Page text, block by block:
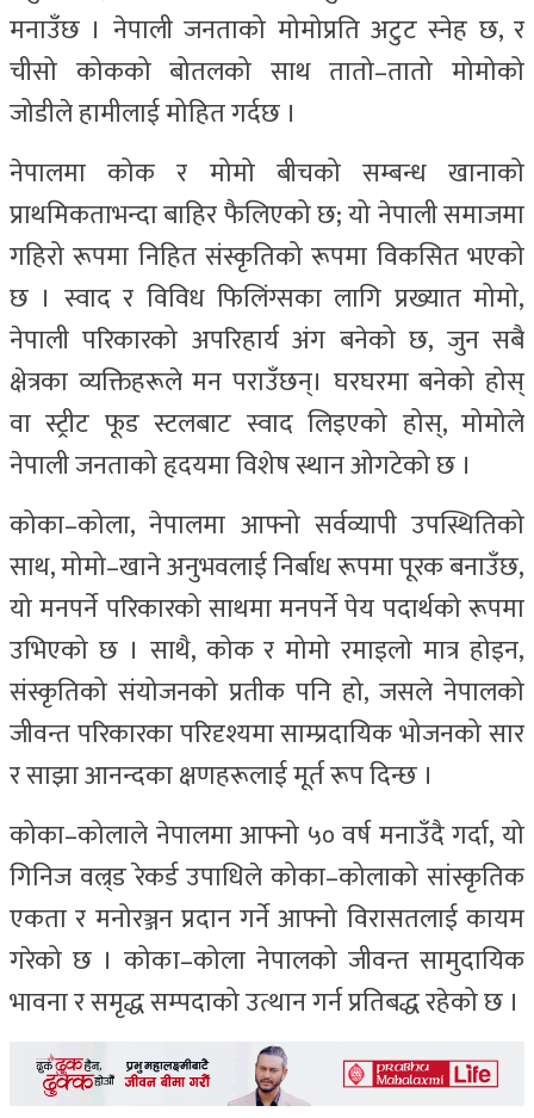
मनाउँछ । नेपाली जनताको मोमोप्रति अटुट स्नेह छ, र
चीसो कोकको बोतलको साथ तातो–तातो मोमोको
जोडीले हामीलाई मोहित गर्दछ ।
नेपालमा कोक र मोमो बीचको सम्बन्ध खानाको
प्राथमिकताभन्दा बाहिर फैलिएको छ; यो नेपाली समाजमा
गहिरो रूपमा निहित संस्कृतिको रूपमा विकसित भएको
छ । स्वाद र विविध फिलिंग्सका लागि प्रख्यात मोमो,
नेपाली परिकारको अपरिहार्य अंग बनेको छ, जुन सबै
क्षेत्रका व्यक्तिहरूले मन पराउँछन्। घरघरमा बनेको होस्
वा स्ट्रीट फूड स्टलबाट स्वाद लिइएको होस्, मोमोले
नेपाली जनताको हृदयमा विशेष स्थान ओगटेको छ ।
कोका–कोला, नेपालमा आफ्नो सर्वव्यापी उपस्थितिको
साथ, मोमो–खाने अनुभवलाई निर्बाध रूपमा पूरक बनाउँछ,
यो मनपर्ने परिकारको साथमा मनपर्ने पेय पदार्थको रूपमा
उभिएको छ । साथै, कोक र मोमो रमाइलो मात्र होइन,
संस्कृतिको संयोजनको प्रतीक पनि हो, जसले नेपालको
जीवन्त परिकारका परिदृश्यमा साम्प्रदायिक भोजनको सार
र साझा आनन्दका क्षणहरूलाई मूर्त रूप दिन्छ ।
कोका–कोलाले नेपालमा आफ्नो ५० वर्ष मनाउँदै गर्दा, यो
गिनिज वल्र्ड रेकर्ड उपाधिले कोका–कोलाको सांस्कृतिक
एकता र मनोरञ्जन प्रदान गर्ने आफ्नो विरासतलाई कायम
गरेको छ । कोका–कोला नेपालको जीवन्त सामुदायिक
भावना र समृद्ध सम्पदाको उत्थान गर्न प्रतिबद्ध रहेको छ ।